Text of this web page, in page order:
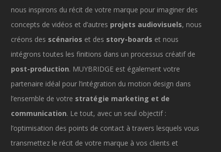
nous inspirons du récit de votre marque pour imaginer des
concepts de vidéos et d’autres projets audiovisuels, nous
créons des scénarios et des story-boards et nous
intégrons toutes les finitions dans un processus créatif de
post-production. MUYBRIDGE est également votre
partenaire idéal pour l’intégration du motion design dans
l’ensemble de votre stratégie marketing et de
communication. Le tout, avec un seul objectif :
l’optimisation des points de contact à travers lesquels vous
transmettez le récit de votre marque à vos clients et